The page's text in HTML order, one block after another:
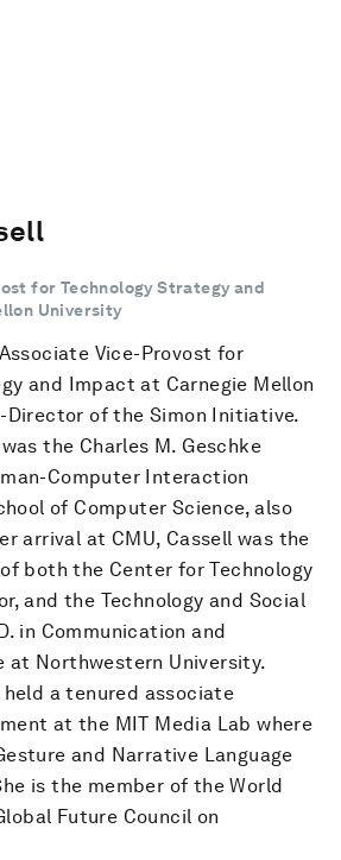
for Technology Strategy and
University
Vice-Provost for
and Impact at Carnegie Mellon
Director of the Simon Initiative.
the Charles M. Geschke
Computer Interaction
of Computer Science, also
arrival at CMU, Cassell was the
both the Center for Technology
and the Technology and Social
in Communication and
at Northwestern University.
held a tenured associate
at the MIT Media Lab where
and Narrative Language
is the member of the World
Future Council on